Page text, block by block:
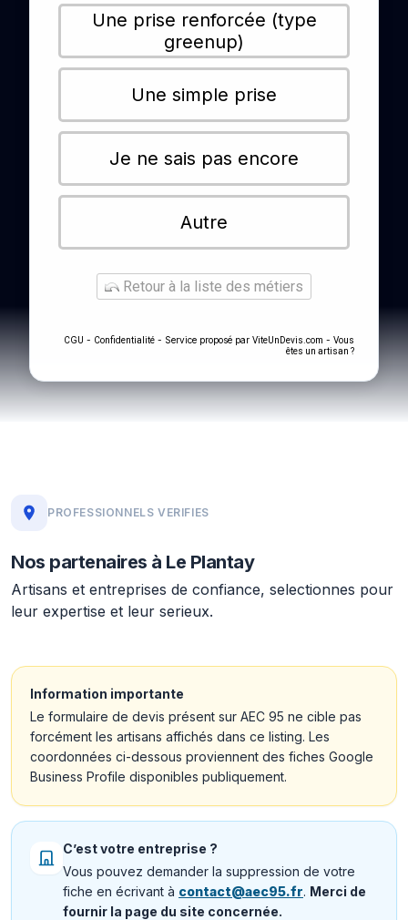
Une prise renforcée (type
greenup)
Une simple prise
Je ne sais pas encore
Autre
Retour à la liste des métiers
CGU - Confidentialité - Service proposé par ViteUnDevis.com - Vous
êtes un artisan ?
PROFESSIONNELS VERIFIES
Nos partenaires à Le Plantay
Artisans et entreprises de confiance, selectionnes pour
leur expertise et leur serieux.
Information importante
Le formulaire de devis présent sur AEC 95 ne cible pas
forcément les artisans affichés dans ce listing. Les
coordonnées ci-dessous proviennent des fiches Google
Business Profile disponibles publiquement.
C’est votre entreprise ?
Vous pouvez demander la suppression de votre
fiche en écrivant à contact@aec95.fr. Merci de
fournir la page du site concernée.